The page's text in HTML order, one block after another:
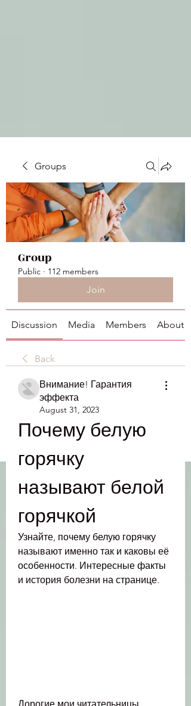
Groups
Group
Public · 112 members
Join
Discussion Media Members About
Back
Внимание! Гарантия
эффекта
August 31, 2023
Почему белую
горячку
называют белой
горячкой
Узнайте, почему белую горячку
называют именно так и каковы её
особенности. Интересные факты
и история болезни на странице.
Дорогие мои читательницы,